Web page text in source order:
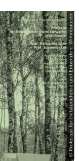
© Professur für Gebäudelehre und Entwerfen: Wohnbauten